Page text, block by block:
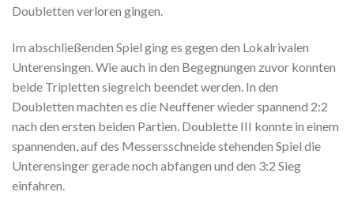
Doubletten verloren gingen.
Im abschließenden Spiel ging es gegen den Lokalrivalen
Unterensingen. Wie auch in den Begegnungen zuvor konnten
beide Tripletten siegreich beendet werden. In den
Doubletten machten es die Neuffener wieder spannend 2:2
nach den ersten beiden Partien. Doublette III konnte in einem
spannenden, auf des Messersschneide stehenden Spiel die
Unterensinger gerade noch abfangen und den 3:2 Sieg
einfahren.